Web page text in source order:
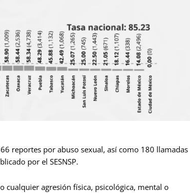
reportes por abuso sexual, así como 180 llamadas
por el SESNSP.
cualquier agresión física, psicológica, mental o